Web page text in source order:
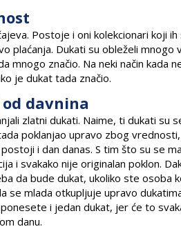
Postoje i oni kolekcionari koji
plaćanja. Dukati su obleželi mnogo
mnogo značio. Na neki način kada
je dukat tada značio.
davnina
zlatni dukati. Naime, ti dukati su
poklanjao upravo zbog
i dan danas. S tim što su se
i svakako nije originalan poklon.
da bude dukat, ukoliko ste osoba
mlada otkupljuje upravo
i jedan dukat, jer će to
danu.